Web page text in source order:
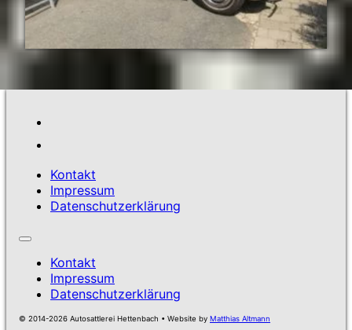
Kontakt
Impressum
Datenschutzerklärung
Kontakt
Impressum
Datenschutzerklärung
© 2014-2026 Autosattlerei Hettenbach • Website by Matthias Altmann